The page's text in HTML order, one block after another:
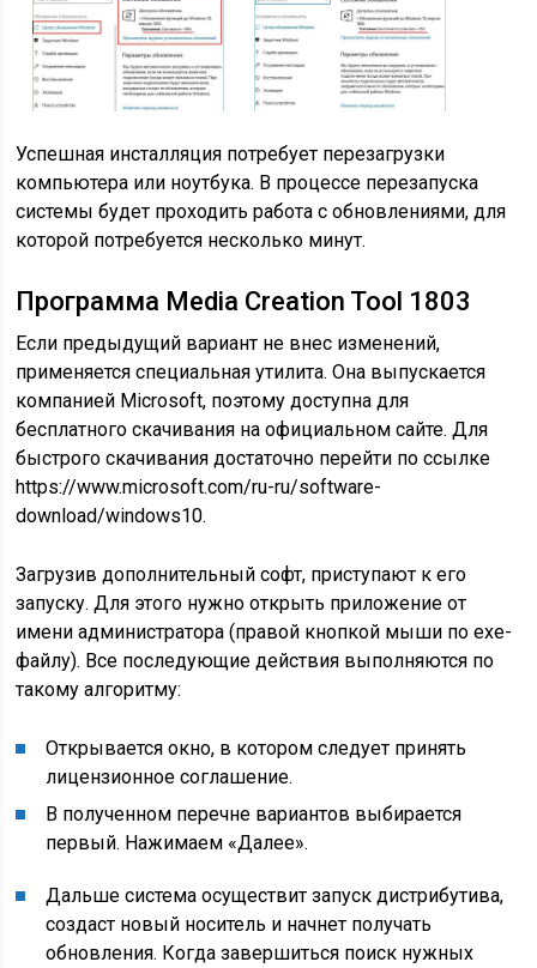
Успешная инсталляция потребует перезагрузки
компьютера или ноутбука. В процессе перезапуска
системы будет проходить работа с обновлениями, для
которой потребуется несколько минут.
Программа Media Creation Tool 1803
Если предыдущий вариант не внес изменений,
применяется специальная утилита. Она выпускается
компанией Microsoft, поэтому доступна для
бесплатного скачивания на официальном сайте. Для
быстрого скачивания достаточно перейти по ссылке
https://www.microsoft.com/ru-ru/software-
download/windows10.
Загрузив дополнительный софт, приступают к его
запуску. Для этого нужно открыть приложение от
имени администратора (правой кнопкой мыши по exe-
файлу). Все последующие действия выполняются по
такому алгоритму:
Открывается окно, в котором следует принять
лицензионное соглашение.
В полученном перечне вариантов выбирается
первый. Нажимаем «Далее».
Дальше система осуществит запуск дистрибутива,
создаст новый носитель и начнет получать
обновления. Когда завершиться поиск нужных